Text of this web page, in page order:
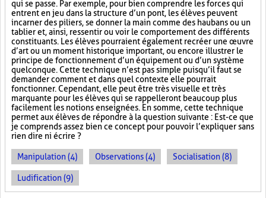
qui se passe. Par exemple, pour bien comprendre les forces qui
entrent en jeu dans la structure d’un pont, les élèves peuvent
incarner des piliers, se donner la main comme des haubans ou un
tablier et, ainsi, ressentir ou voir le comportement des différents
constituants. Les élèves pourraient également recréer une œuvre
d’art ou un moment historique important, ou encore illustrer le
principe de fonctionnement d’un équipement ou d’un système
quelconque. Cette technique n’est pas simple puisqu’il faut se
demander comment et dans quel contexte elle pourrait
fonctionner. Cependant, elle peut être très visuelle et très
marquante pour les élèves qui se rappelleront beaucoup plus
facilement les notions enseignées. En somme, cette technique
permet aux élèves de répondre à la question suivante : Est-ce que
je comprends assez bien ce concept pour pouvoir l’expliquer sans
rien dire ni écrire ?
Manipulation (4) Observations (4) Socialisation (8)
Ludification (9)